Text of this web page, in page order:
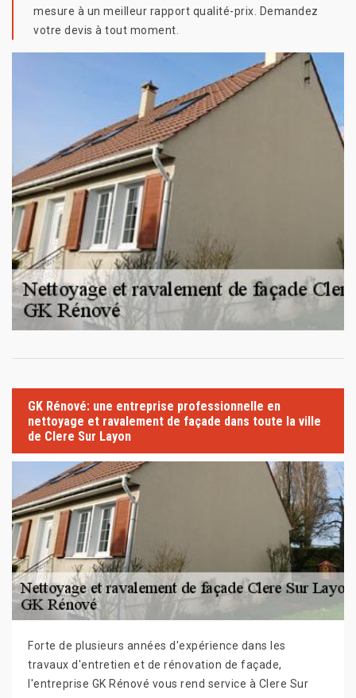
mesure à un meilleur rapport qualité-prix. Demandez
votre devis à tout moment.
GK Rénové: une entreprise professionnelle en
nettoyage et ravalement de façade dans toute la ville
de Clere Sur Layon
Forte de plusieurs années d'expérience dans les
travaux d'entretien et de rénovation de façade,
l'entreprise GK Rénové vous rend service à Clere Sur